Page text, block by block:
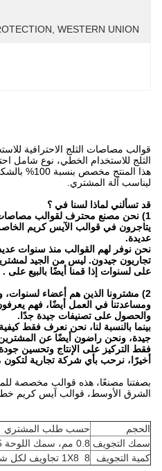
WESTERN UNION
قوالب مصاصات الثلج الاحترافية
الثلج للاستخدام الخطي، نوع شامل
هذا المنتج
ليناسب آلة المشتري.
قد تسألني لماذا لسنا في ؟
1) نحن مصنع محترف لقوالب مصاصات
يتاجرون في قوالب الآيس كريم
عديدة.
نحن نوفر لهم القوالب منذ سنوات
تجاريون جيدون. ليس من الجيد
على لسنوات إذا قمنا أيضًا بالبيع على .
2) مشترونا الذين هم أعضاء لسنوات،
ومساعدتنا في العمل أيضًا، فهم
والحصول على تصنيفات جيدة جدًا.
بينما بالنسبة لنا، نحن نعرف فقط
جيدة، ونحن راضون أيضًا عن المشترين
فقط التركيز على الإنتاج وتحسين جودة
أخيرًا، نرحب بأي شركة تجارية
بصفتنا مصنعًا، هذه قوالب مخصصة
الشرق الأوسط، قوالب آيس كريم
الحجم
حسب طلب المشتري
سمك التجويف 0.8 مم، سمك اللوحة 2.5 مم
كمية التجويف
1X8 8 تجاويف لكل شريط